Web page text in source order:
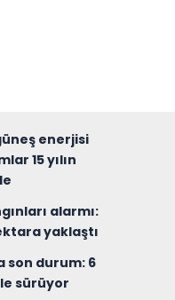
enerjisi
15 yılın
alarmı:
yaklaştı
son durum: 6
sürüyor